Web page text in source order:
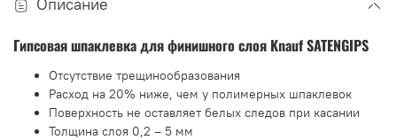
Описание
Гипсовая шпаклевка для финишного слоя Knauf SATENGIPS
Отсутствие трещинообразования
Расход на 20% ниже, чем у полимерных шпаклевок
Поверхность не оставляет белых следов при касании
Толщина слоя 0,2 – 5 мм